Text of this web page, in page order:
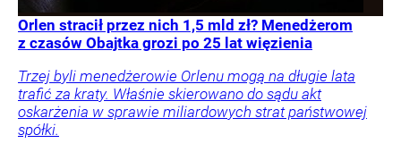
Orlen stracił przez nich 1,5 mld zł? Menedżerom
z czasów Obajtka grozi po 25 lat więzienia
Trzej byli menedżerowie Orlenu mogą na długie lata
trafić za kraty. Właśnie skierowano do sądu akt
oskarżenia w sprawie miliardowych strat państwowej
spółki.